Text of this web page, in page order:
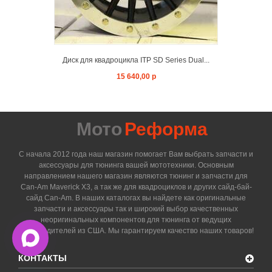
Диск для квадроцикла ITP SD Series Dual...
15 640,00 р
Мото Реформа
С начала 2012 года наш магазин помогает Вам выбрать запчасти и
аксессуары для тюнинга вашей мототехники. Основным
направлением нашего магазин являются тюнинг и запчасти для
Can-Am Maverick X3, а так же для квадроциклов и других сайд-бай-
сайд Can-Am. В наших каталогах вы найдете как оригинальные
запчасти и аксессуары так и широкий выбор качественных
неоригинальных компонентов для тюнинга от ведущих
производителей из США. Мы гарантируем качество наших товаров!
КОНТАКТЫ